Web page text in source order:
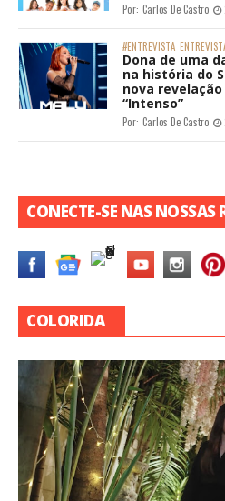
Por: Carlos De Castro
#ENTREVISTA
Dona de uma
na história do
nova
“Intenso”
Por: Carlos De Castro
CONECTE-SE NAS NOSSAS
COLORIDA